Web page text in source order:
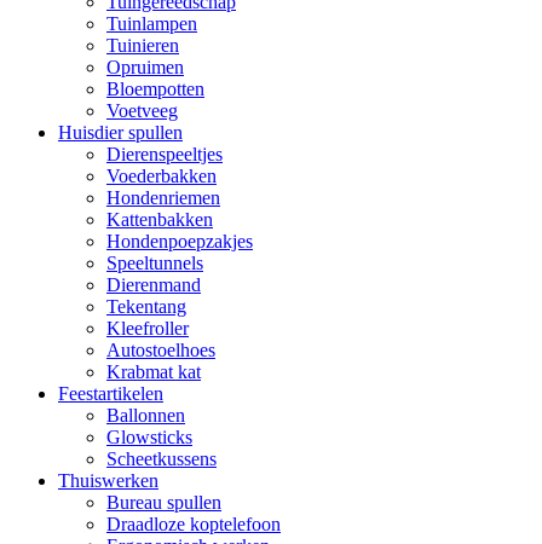
Tuinlampen
Tuinieren
Opruimen
Bloempotten
Voetveeg
Huisdier spullen
Dierenspeeltjes
Voederbakken
Hondenriemen
Kattenbakken
Hondenpoepzakjes
Speeltunnels
Dierenmand
Tekentang
Kleefroller
Autostoelhoes
Krabmat kat
Feestartikelen
Ballonnen
Glowsticks
Scheetkussens
Thuiswerken
Bureau spullen
Draadloze koptelefoon